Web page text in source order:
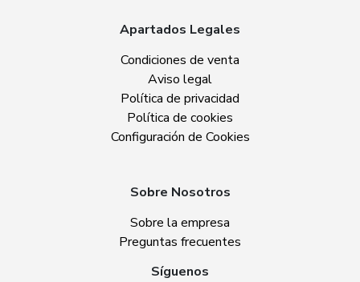
Apartados Legales
Condiciones de venta
Aviso legal
Política de privacidad
Política de cookies
Configuración de Cookies
Sobre Nosotros
Sobre la empresa
Preguntas frecuentes
Síguenos